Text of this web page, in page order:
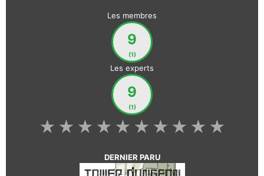
Les membres
9
(1)
Les experts
9
(1)
★
★
★
★
★
★
★
★
★
★
DERNIER PARU